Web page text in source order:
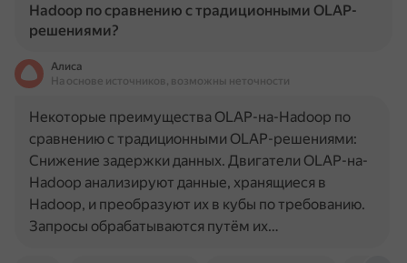
Hadoop по сравнению с традиционными OLAP-
решениями?
Алиса
На основе источников, возможны неточности
Некоторые преимущества OLAP-на-Hadoop по
сравнению с традиционными OLAP-решениями:
Снижение задержки данных. Двигатели OLAP-на-
Hadoop анализируют данные, хранящиеся в
Hadoop, и преобразуют их в кубы по требованию.
Запросы обрабатываются путём их…